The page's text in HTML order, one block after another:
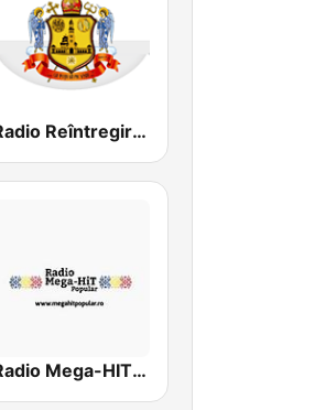
Radio Reîntregirea
Radio Mega-HIT Popular